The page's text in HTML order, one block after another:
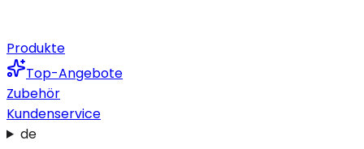
Produkte
Top-Angebote
Zubehör
Kundenservice
de